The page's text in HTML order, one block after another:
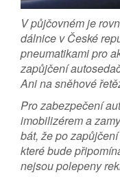
V půjčovném je
dálnice v České
pneumatikami pro
zapůjčení
Ani na sněhové
Pro zabezpečení
imobilizérem a
bát, že po
které bude
nejsou polepeny